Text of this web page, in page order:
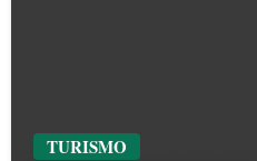
TURISMO